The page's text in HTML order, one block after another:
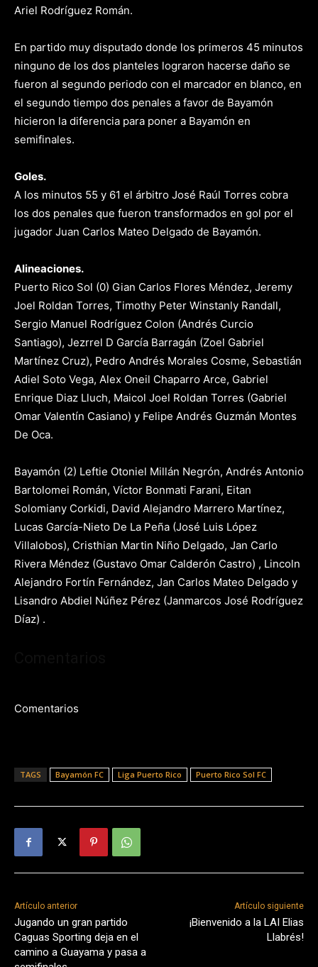
Ariel Rodríguez Román.
En partido muy disputado donde los primeros 45 minutos
ninguno de los dos planteles lograron hacerse daño se
fueron al segundo periodo con el marcador en blanco, en
el segundo tiempo dos penales a favor de Bayamón
hicieron la diferencia para poner a Bayamón en
semifinales.
Goles.
A los minutos 55 y 61 el árbitro José Raúl Torres cobra
los dos penales que fueron transformados en gol por el
jugador Juan Carlos Mateo Delgado de Bayamón.
Alineaciones.
Puerto Rico Sol (0) Gian Carlos Flores Méndez, Jeremy
Joel Roldan Torres, Timothy Peter Winstanly Randall,
Sergio Manuel Rodríguez Colon (Andrés Curcio
Santiago), Jezrrel D García Barragán (Zoel Gabriel
Martínez Cruz), Pedro Andrés Morales Cosme, Sebastián
Adiel Soto Vega, Alex Oneil Chaparro Arce, Gabriel
Enrique Diaz Lluch, Maicol Joel Roldan Torres (Gabriel
Omar Valentín Casiano) y Felipe Andrés Guzmán Montes
De Oca.
Bayamón (2) Leftie Otoniel Millán Negrón, Andrés Antonio
Bartolomei Román, Víctor Bonmati Farani, Eitan
Solomiany Corkidi, David Alejandro Marrero Martínez,
Lucas García-Nieto De La Peña (José Luis López
Villalobos), Cristhian Martin Niño Delgado, Jan Carlo
Rivera Méndez (Gustavo Omar Calderón Castro) , Lincoln
Alejandro Fortín Fernández, Jan Carlos Mateo Delgado y
Lisandro Abdiel Núñez Pérez (Janmarcos José Rodríguez
Díaz) .
Comentarios
TAGS Bayamón FC Liga Puerto Rico Puerto Rico Sol FC
Artículo anterior
Jugando un gran partido
Caguas Sporting deja en el
camino a Guayama y pasa a
Artículo siguiente
¡Bienvenido a la LAI Elias
Llabrés!